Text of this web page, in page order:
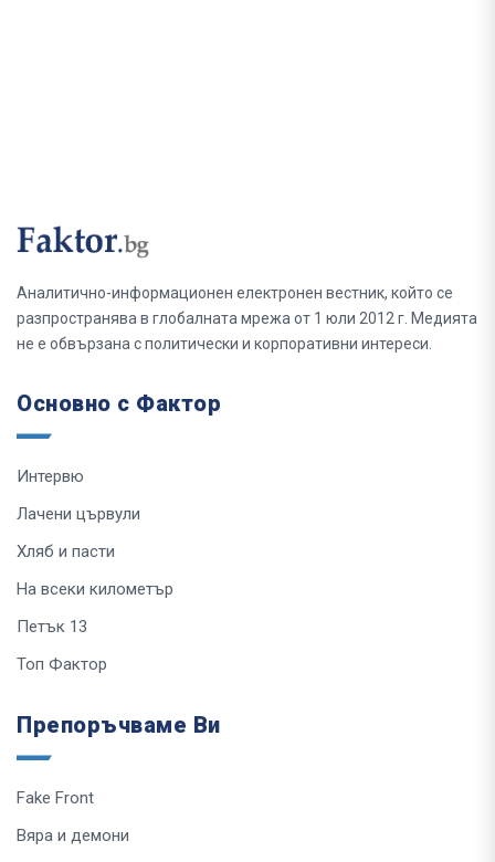
Аналитично-информационен електронен вестник, който се
разпространява в глобалната мрежа от 1 юли 2012 г. Медията
не е обвързана с политически и корпоративни интереси.
Основно с Фактор
Интервю
Лачени цървули
Хляб и пасти
На всеки километър
Петък 13
Топ Фактор
Препоръчваме Ви
Fake Front
Вяра и демони